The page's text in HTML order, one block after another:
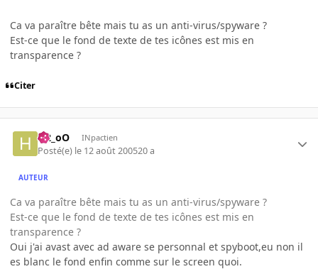
Ca va paraître bête mais tu as un anti-virus/spyware ?
Est-ce que le fond de texte de tes icônes est mis en
transparence ?
Citer
H2_oO INpactien
Posté(e) le 12 août 200520 a
AUTEUR
Ca va paraître bête mais tu as un anti-virus/spyware ?
Est-ce que le fond de texte de tes icônes est mis en
transparence ?
Oui j'ai avast avec ad aware se personnal et spyboot,eu non il
es blanc le fond enfin comme sur le screen quoi.